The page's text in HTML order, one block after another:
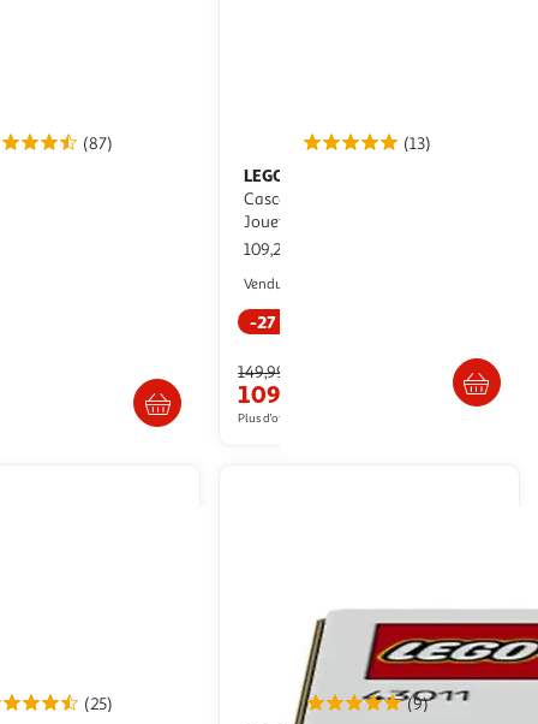
(87)
Construction pour
Rétro
(13)
LEGO
Cascade avec Double Looping,
Jouet de Monster Truck
109,20€ / pce
Vendu par
-27 %
149,99€
109,20€
Plus d'offres à partir de
(25)
(9)